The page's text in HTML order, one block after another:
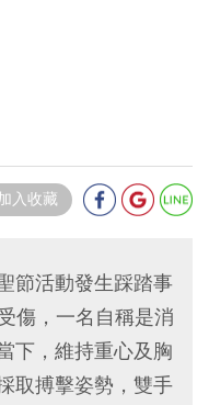
入收藏
節活動發生踩踏事
傷，一名自稱是消
下，維持重心及胸
取搏擊姿勢，雙手